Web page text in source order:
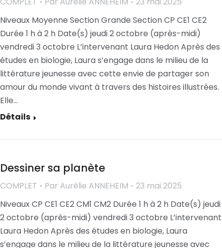
Niveaux Moyenne Section Grande Section CP CE1 CE2
Durée 1 h à 2 h Date(s) jeudi 2 octobre (après-midi)
vendredi 3 octobre L’intervenant Laura Hedon Après des
études en biologie, Laura s’engage dans le milieu de la
littérature jeunesse avec cette envie de partager son
amour du monde vivant à travers des histoires illustrées.
Elle…
Détails
Dessiner sa planète
COMPLET Par Aurélie ANNEHEIM
23 mai 2025
Niveaux CP CE1 CE2 CM1 CM2 Durée 1 h à 2 h Date(s) jeudi
2 octobre (après-midi) vendredi 3 octobre L’intervenant
Laura Hedon Après des études en biologie, Laura
s’engage dans le milieu de la littérature jeunesse avec